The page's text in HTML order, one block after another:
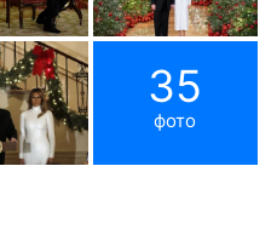
35
фото